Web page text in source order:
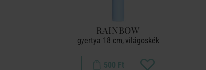
RAINBOW
gyertya 18 cm, világoskék
500 Ft